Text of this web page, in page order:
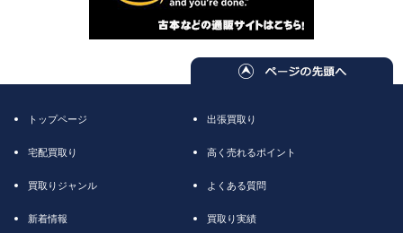
トップページ 出張買取り
宅配買取り 高く売れるポイント
買取りジャンル よくある質問
新着情報 買取り実績